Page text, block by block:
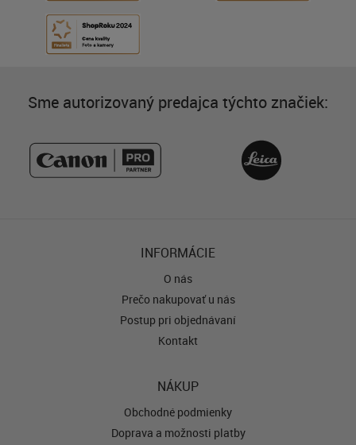
Sme autorizovaný predajca týchto značiek:
INFORMÁCIE
O nás
Prečo nakupovať u nás
Postup pri objednávaní
Kontakt
NÁKUP
Obchodné podmienky
Doprava a možnosti platby